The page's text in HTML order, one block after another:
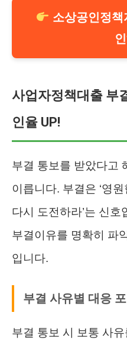
소상공인정
사업자정책대출 부
인율 UP!
부결 통보를 받았다고
이릅니다. 부결은 ‘영
다시 도전하라’는 신
부결이유를 명확히 파
입니다.
부결 사유별 대응
부결 통보 시 보통 사